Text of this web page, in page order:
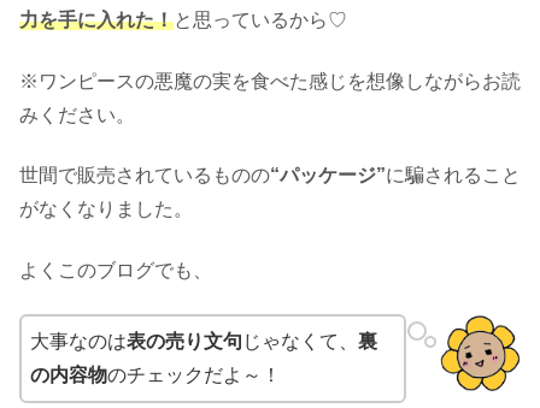
力を手に入れた！と思っているから♡
※ワンピースの悪魔の実を食べた感じを想像しながらお読
みください。
世間で販売されているものの“パッケージ”に騙されること
がなくなりました。
よくこのブログでも、
大事なのは表の売り文句 じゃなくて、 裏
の内容物のチェックだよ～！